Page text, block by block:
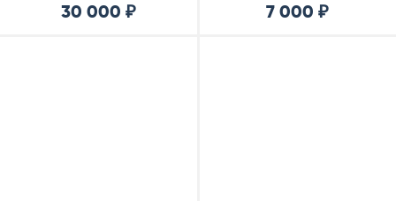
30 000 ₽ 7 000 ₽